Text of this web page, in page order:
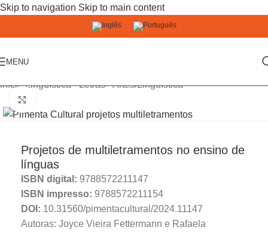
Skip to navigation Skip to main content
MENU
Início/Linguística - Letras - Artes/Linguística
Projetos de multiletramentos no ensino de
línguas
ISBN digital: 9788572211147
ISBN impresso: 9788572211154
DOI: 10.31560/pimentacultural/2024.11147
Autoras: Joyce Vieira Fettermann e Rafaela